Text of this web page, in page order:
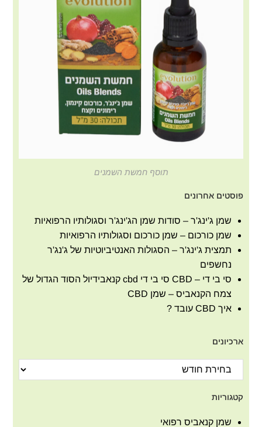
תוסף חמשת השמנים
פוסטים אחרונים
שמן ג'ינג'ר – סודות שמן הג'ינג'ר וסגולותיו הרפואיות
שמן כורכום – שמן כורכום וסגולותיו הרפואיות
תמצית ג'ינג'ר – הסגולות האנטיביוטיות של ג'נג'ר
נחשפים
סי בי די – CBD סי בי די cbd קנאבידיול הסוד הגדול של
צמח הקנאביס – שמן CBD
איך CBD עובד ?
ארכיונים
קטגוריות
שמן קנאביס רפואי